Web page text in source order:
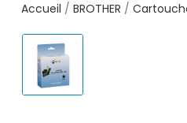
Accueil BROTHER